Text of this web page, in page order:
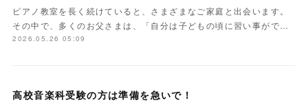
ピアノ教室を長く続けていると、さまざまなご家庭と出会います。
その中で、多くのお父さまは、「自分は子どもの頃に習い事がで…
2026.05.26 05:09
高校音楽科受験の方は準備を急いで！